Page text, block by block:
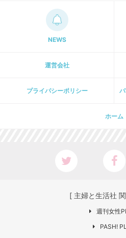
NEWS
運営会社
プライパシーポリシー
ホーム
[ 主婦と生活社
週刊女性
PASH!